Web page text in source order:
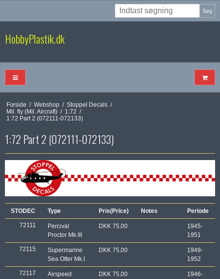
Søg
HobbyPlastik.dk
Forside / Webshop / Stoppel Decals /
Mil. fly (Mil. Aircraft) / 1:72 /
1:72 Part 2 (072111-072133)
1:72 Part 2 (072111-072133)
STODEC Type Pris(Price) Notes Periode
72111
Percival
Proctor Mk.III
DKK 75,00
1945-
1951
72115
Supermarine
Sea Otter Mk.I
DKK 75,00
1949-
1952
72117
Airspeed
DKK 75,00
1946-